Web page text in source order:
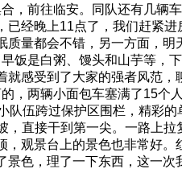
前往临安。同队还有几辆
已经晚上11点了，我们赶紧
量都会不错，另一方面，明
是白粥、馒头和山芋等，
感受到了大家的强者风范
两辆小面包车塞满了15个
伍跨过保护区围栏，精彩的
直接干到第一尖。一路上拉
，观景台上的景色也非常好
色，理了一下东西，这一